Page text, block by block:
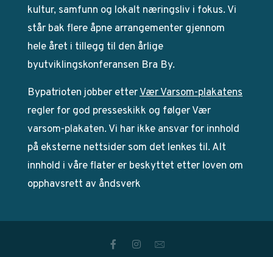
kultur, samfunn og lokalt næringsliv i fokus. Vi
står bak flere åpne arrangementer gjennom
hele året i tillegg til den årlige
byutviklingskonferansen Bra By.
Bypatrioten jobber etterVær Varsom-plakatens
regler for god presseskikk og følger Vær
varsom-plakaten. Vi har ikke ansvar for innhold
på eksterne nettsider som det lenkes til. Alt
innhold i våre flater er beskyttet etter loven om
opphavsrett av åndsverk